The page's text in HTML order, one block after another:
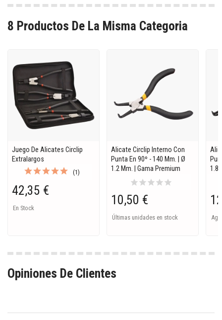
8 Productos De La Misma Categoria
Juego De Alicates Circlip
Extralargos
(1)
42,35 €
En Stock
Alicate Circlip Interno Con
Punta En 90º - 140 Mm. | Ø
1.2 Mm. | Gama Premium
starstarstarstarstar
10,50 €
Últimas unidades en stock
1.8
Opiniones De Clientes